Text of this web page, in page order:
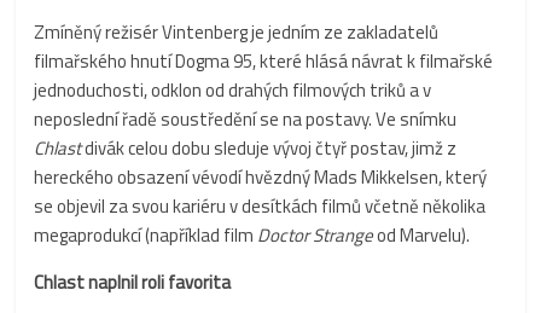
Zmíněný režisér Vintenberg je jedním ze zakladatelů
filmařského hnutí Dogma 95, které hlásá návrat k filmařské
jednoduchosti, odklon od drahých filmových triků a v
neposlední řadě soustředění se na postavy. Ve snímku
Chlastdivák celou dobu sleduje vývoj čtyř postav, jimž z
hereckého obsazení vévodí hvězdný Mads Mikkelsen, který
se objevil za svou kariéru v desítkách filmů včetně několika
megaprodukcí (například film Doctor Strangeod Marvelu).
Chlast naplnil roli favorita